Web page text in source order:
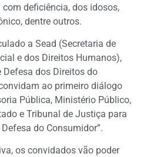
deficiência, dos idosos,
dentre outros.
a Sead (Secretaria de
e dos Direitos Humanos),
dos Direitos do
ao primeiro diálogo
Pública, Ministério Público,
e Tribunal de Justiça para
do Consumidor”.
os convidados vão poder